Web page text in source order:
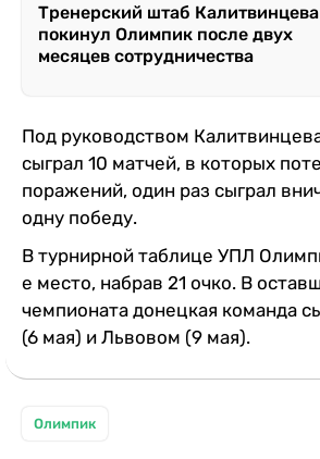
Тренерский штаб Калитвинцева
покинул Олимпик после двух
месяцев сотрудничества
Под руководством
сыграл 10 матчей, в которых
поражений, один раз сыграл
одну победу.
В турнирной таблице УПЛ
е место, набрав 21 очко. В
чемпионата донецкая команда
(6 мая) и Львовом (9 мая).
Олимпик